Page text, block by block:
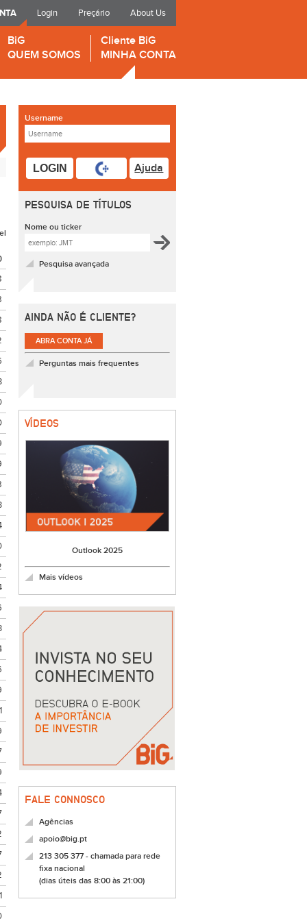
Login Preçário About Us
BiG
QUEM SOMOS
Cliente BiG
MINHA CONTA
Username
LOGIN Ajuda
PESQUISA DE TÍTULOS
Nome ou ticker
Pesquisa avançada
AINDA NÃO É CLIENTE?
ABRA CONTA JÁ
Perguntas mais frequentes
VÍDEOS
Outlook 2025
Mais vídeos
FALE CONNOSCO
Agências
apoio@big.pt
213 305 377 - chamada para rede
fixa nacional
(dias úteis das 8:00 às 21:00)